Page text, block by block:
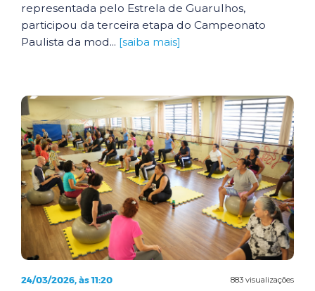
representada pelo Estrela de Guarulhos,
participou da terceira etapa do Campeonato
Paulista da mod... [saiba mais]
883 visualizações
24/03/2026, às 11:20